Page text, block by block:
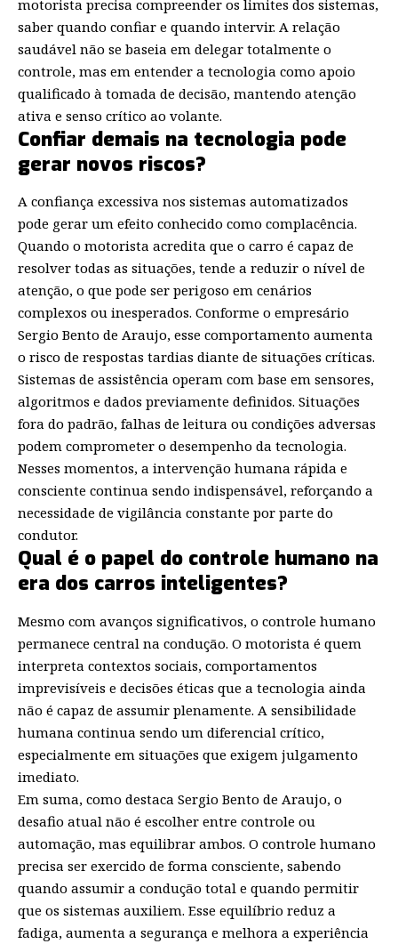
motorista precisa compreender os limites dos sistemas,
saber quando confiar e quando intervir. A relação
saudável não se baseia em delegar totalmente o
controle, mas em entender a tecnologia como apoio
qualificado à tomada de decisão, mantendo atenção
ativa e senso crítico ao volante.
Confiar demais na tecnologia pode
gerar novos riscos?
A confiança excessiva nos sistemas automatizados
pode gerar um efeito conhecido como complacência.
Quando o motorista acredita que o carro é capaz de
resolver todas as situações, tende a reduzir o nível de
atenção, o que pode ser perigoso em cenários
complexos ou inesperados. Conforme o empresário
Sergio Bento de Araujo, esse comportamento aumenta
o risco de respostas tardias diante de situações críticas.
Sistemas de assistência operam com base em sensores,
algoritmos e dados previamente definidos. Situações
fora do padrão, falhas de leitura ou condições adversas
podem comprometer o desempenho da tecnologia.
Nesses momentos, a intervenção humana rápida e
consciente continua sendo indispensável, reforçando a
necessidade de vigilância constante por parte do
condutor.
Qual é o papel do controle humano na
era dos carros inteligentes?
Mesmo com avanços significativos, o controle humano
permanece central na condução. O motorista é quem
interpreta contextos sociais, comportamentos
imprevisíveis e decisões éticas que a tecnologia ainda
não é capaz de assumir plenamente. A sensibilidade
humana continua sendo um diferencial crítico,
especialmente em situações que exigem julgamento
imediato.
Em suma, como destaca Sergio Bento de Araujo, o
desafio atual não é escolher entre controle ou
automação, mas equilibrar ambos. O controle humano
precisa ser exercido de forma consciente, sabendo
quando assumir a condução total e quando permitir
que os sistemas auxiliem. Esse equilíbrio reduz a
fadiga, aumenta a segurança e melhora a experiência